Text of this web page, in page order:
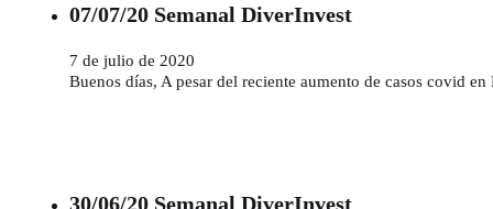
07/07/20 Semanal DiverInvest
7 de julio de 2020
Buenos días, A pesar del reciente aumento de casos covid
30/06/20 Semanal DiverInvest